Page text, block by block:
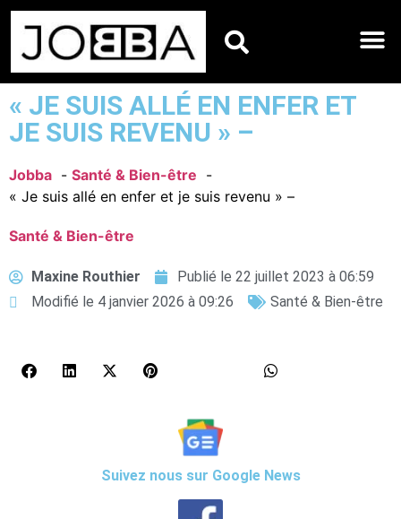
« JE SUIS ALLÉ EN ENFER ET
JE SUIS REVENU » –
Jobba
Santé & Bien-être
« Je suis allé en enfer et je suis revenu » –
Santé & Bien-être
Maxine Routhier Publié le 22 juillet 2023 à 06:59
Modifié le 4 janvier 2026 à 09:26
Santé & Bien-être
Suivez nous sur Google News